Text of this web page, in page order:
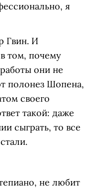
я
Гвин. И
том, почему
они не
полонез Шопена,
своего
такой: даже
сыграть, то все
не любит